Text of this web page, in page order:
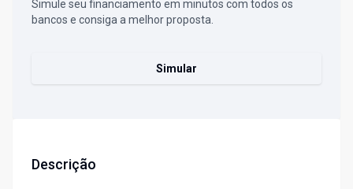
Simule seu financiamento em minutos com todos os
bancos e consiga a melhor proposta.
Simular
Descrição